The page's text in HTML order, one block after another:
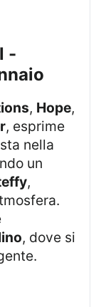
, Hope,
, esprime
nella
un
,
, dove si